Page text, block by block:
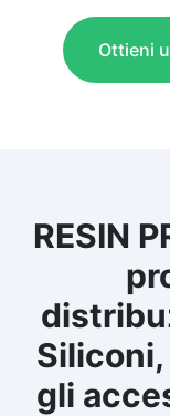
Ottieni
RESIN
gli